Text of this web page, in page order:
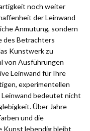
noch weiter
der Leinwand
Anmutung, sondern
des Betrachters
Kunstwerk zu
von Ausführungen
Leinwand für Ihre
experimentellen
bedeutet nicht
Über Jahre
und die
Kunst lebendig bleibt